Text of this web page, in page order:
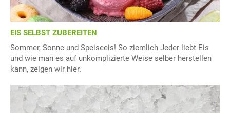
EIS SELBST ZUBEREITEN
Sommer, Sonne und Speiseeis! So ziemlich Jeder liebt Eis
und wie man es auf unkomplizierte Weise selber herstellen
kann, zeigen wir hier.